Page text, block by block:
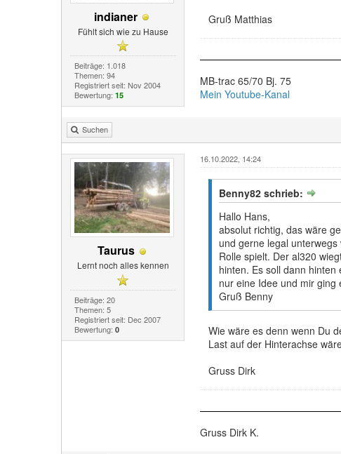
indianer
Fühlt sich wie zu Hause
Beiträge: 1.018
Themen: 94
Registriert seit: Nov 2004
Bewertung: 15
Gruß Matthias
MB-trac 65/70 Bj. 75
Mein Youtube-Kanal
Suchen
Taurus
Lernt noch alles kennen
Beiträge: 20
Themen: 5
Registriert seit: Dec 2007
Bewertung: 0
16.10.2022, 14:24
Benny82 schrieb:
Hallo Hans,
absolut richtig, das wäre
und gerne legal
Rolle spielt. Der al320
hinten. Es soll dann
nur eine Idee und mir
Gruß Benny
Wie wäre es denn wenn Du
Last auf der Hinterachse
Gruss Dirk
Gruss Dirk K.